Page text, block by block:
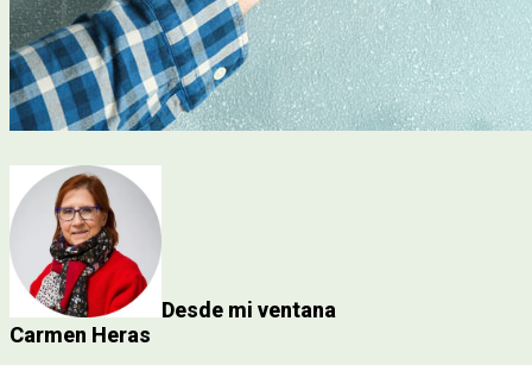
Desde mi ventana
Carmen Heras